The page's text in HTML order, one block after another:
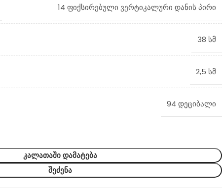
14 ფიქსირებული ვერტიკალური დანის პირი
38 სმ
2,5 სმ
94 დეციბალი
ᲙᲐᲚᲐᲗᲐᲨᲘ ᲓᲐᲛᲐᲢᲔᲑᲐ
ᲨᲔᲫᲔᲜᲐ